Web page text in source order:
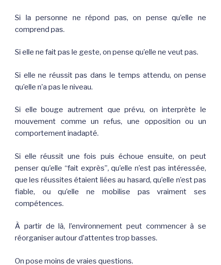
Si la personne ne répond pas, on pense qu’elle ne
comprend pas.
Si elle ne fait pas le geste, on pense qu’elle ne veut pas.
Si elle ne réussit pas dans le temps attendu, on pense
qu’elle n’a pas le niveau.
Si elle bouge autrement que prévu, on interprète le
mouvement comme un refus, une opposition ou un
comportement inadapté.
Si elle réussit une fois puis échoue ensuite, on peut
penser qu’elle “fait exprès”, qu’elle n’est pas intéressée,
que les réussites étaient liées au hasard, qu’elle n’est pas
fiable, ou qu’elle ne mobilise pas vraiment ses
compétences.
À partir de là, l’environnement peut commencer à se
réorganiser autour d’attentes trop basses.
On pose moins de vraies questions.